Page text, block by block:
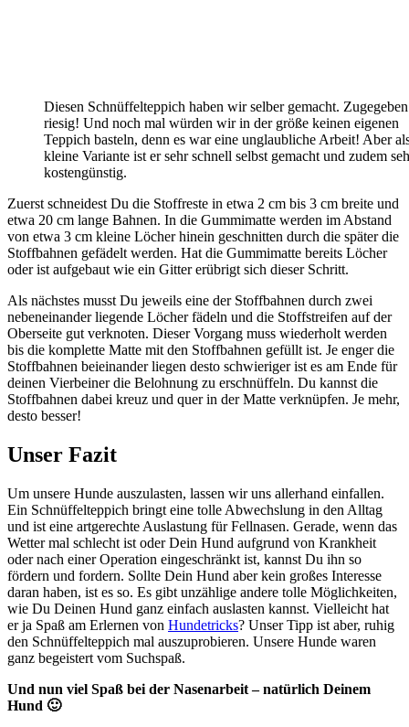
Diesen Schnüffelteppich haben wir selber gemacht.
riesig! Und noch mal würden wir in der größe keinen eigenen
Teppich basteln, denn es war eine unglaubliche Arbeit! Aber
kleine Variante ist er sehr schnell selbst gemacht und zudem
kostengünstig.
Zuerst schneidest Du die Stoffreste in etwa 2 cm bis 3 cm breite und
etwa 20 cm lange Bahnen. In die Gummimatte werden im Abstand
von etwa 3 cm kleine Löcher hinein geschnitten durch die später die
Stoffbahnen gefädelt werden. Hat die Gummimatte bereits Löcher
oder ist aufgebaut wie ein Gitter erübrigt sich dieser Schritt.
Als nächstes musst Du jeweils eine der Stoffbahnen durch zwei
nebeneinander liegende Löcher fädeln und die Stoffstreifen auf der
Oberseite gut verknoten. Dieser Vorgang muss wiederholt werden
bis die komplette Matte mit den Stoffbahnen gefüllt ist. Je enger die
Stoffbahnen beieinander liegen desto schwieriger ist es am Ende für
deinen Vierbeiner die Belohnung zu erschnüffeln. Du kannst die
Stoffbahnen dabei kreuz und quer in der Matte verknüpfen. Je mehr,
desto besser!
Unser Fazit
Um unsere Hunde auszulasten, lassen wir uns allerhand einfallen.
Ein Schnüffelteppich bringt eine tolle Abwechslung in den Alltag
und ist eine artgerechte Auslastung für Fellnasen. Gerade, wenn das
Wetter mal schlecht ist oder Dein Hund aufgrund von Krankheit
oder nach einer Operation eingeschränkt ist, kannst Du ihn so
fördern und fordern. Sollte Dein Hund aber kein großes Interesse
daran haben, ist es so. Es gibt unzählige andere tolle Möglichkeiten,
wie Du Deinen Hund ganz einfach auslasten kannst. Vielleicht hat
er ja Spaß am Erlernen von Hundetricks? Unser Tipp ist aber, ruhig
den Schnüffelteppich mal auszuprobieren. Unsere Hunde waren
ganz begeistert vom Suchspaß.
Und nun viel Spaß bei der Nasenarbeit – natürlich Deinem
Hund 🙂